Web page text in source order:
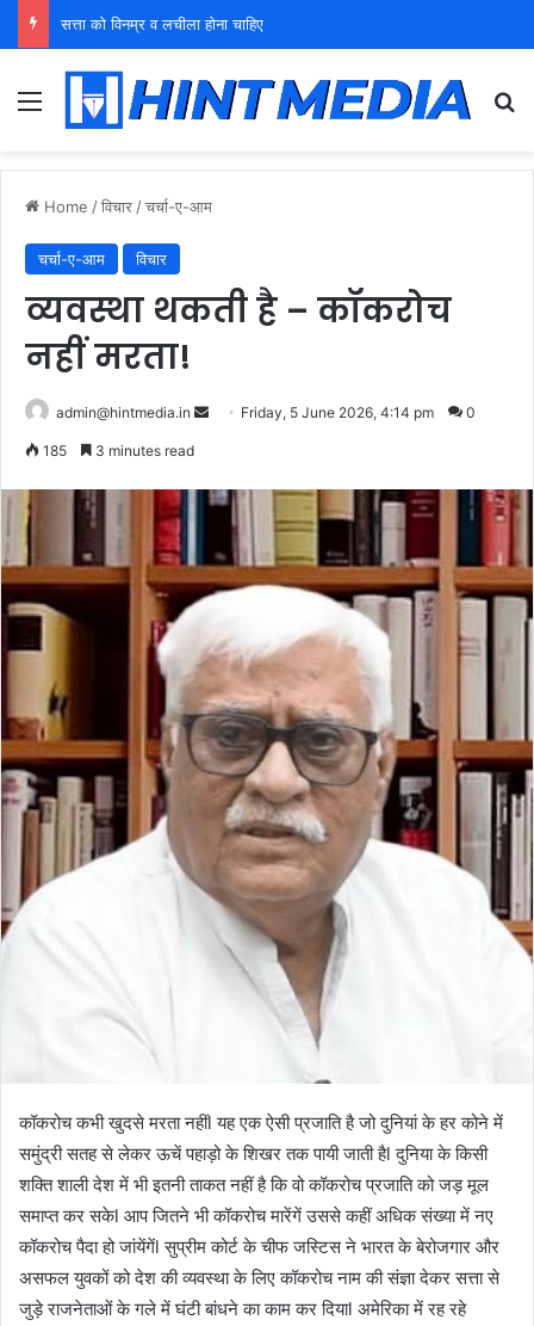
युवा शक्ति को पहचाने बूढ़ा नेतृत्व
Menu
Home /विचार /चर्चा-ए-आम
चर्चा-ए-आम विचार
व्यवस्था थकती है – कॉकरोच
नहीं मरता!
admin@hintmedia.in
Send Friday, 5 June 2026, 4:14 pm 0
185 3 minutes read
कॉकरोच कभी खुदसे मरता नहींl यह एक ऐसी प्रजाति है जो दुनियां के हर कोने में
समुंद्री सतह से लेकर ऊचें पहाड़ो के शिखर तक पायी जाती हैl दुनिया के किसी
शक्ति शाली देश में भी इतनी ताकत नहीं है कि वो कॉकरोच प्रजाति को जड़ मूल
समाप्त कर सकेl आप जितने भी कॉकरोच मारेंगें उससे कहीं अधिक संख्या में नए
कॉकरोच पैदा हो जांयेंगेंl सुप्रीम कोर्ट के चीफ जस्टिस ने भारत के बेरोजगार और
असफल युवकों को देश की व्यवस्था के लिए कॉकरोच नाम की संज्ञा देकर सत्ता से
जुड़े राजनेताओं के गले में घंटी बांधने का काम कर दियाl अमेरिका में रह रहे